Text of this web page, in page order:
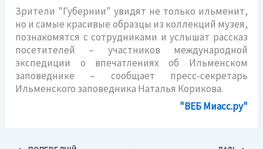
Зрители "Губернии" увидят не только ильменит,
но и самые красивые образцы из коллекций музея,
познакомятся с сотрудниками и услышат рассказ
посетителей – участников международной
экспедиции о впечатлениях об Ильменском
заповеднике – сообщает пресс-секретарь
Ильменского заповедника Наталья Корикова.
"ВЕБ Миасс.ру"